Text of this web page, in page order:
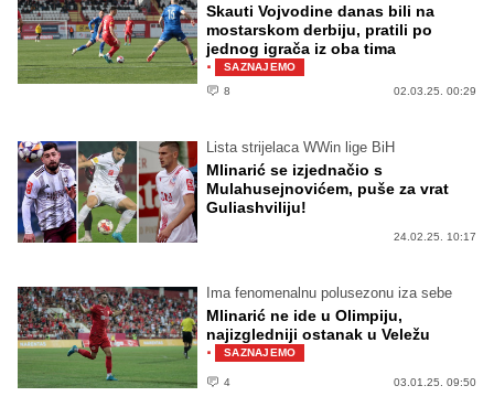
Skauti Vojvodine danas bili na
mostarskom derbiju, pratili po
jednog igrača iz oba tima
·
SAZNAJEMO
8
02.03.25. 00:29
Lista strijelaca WWin lige BiH
Mlinarić se izjednačio s
Mulahusejnovićem, puše za vrat
Guliashviliju!
24.02.25. 10:17
Ima fenomenalnu polusezonu iza sebe
Mlinarić ne ide u Olimpiju,
najizgledniji ostanak u Veležu
· SAZNAJEMO
4 03.01.25. 09:50